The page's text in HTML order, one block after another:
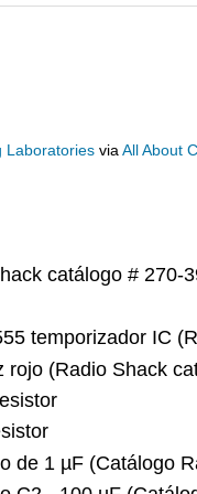
Laboratories viaAll About
catálogo # 270-
temporizador IC
rojo (Radio Shack
de 1 µF (Catálogo